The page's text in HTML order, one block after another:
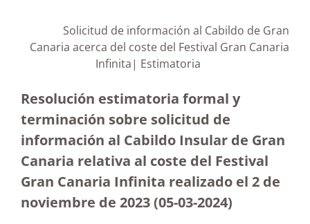
Solicitud de información al Cabildo de Gran
Canaria acerca del coste del Festival Gran Canaria
Infinita| Estimatoria
Resolución estimatoria formal y
terminación sobre solicitud de
información al Cabildo Insular de Gran
Canaria relativa al coste del Festival
Gran Canaria Infinita realizado el 2 de
noviembre de 2023(05-03-2024)